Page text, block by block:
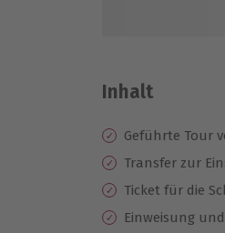
Inhalt
Geführte Tour
Transfer zur
Ticket für die
Einweisung und